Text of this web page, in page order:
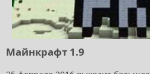
Майнкрафт 1.9